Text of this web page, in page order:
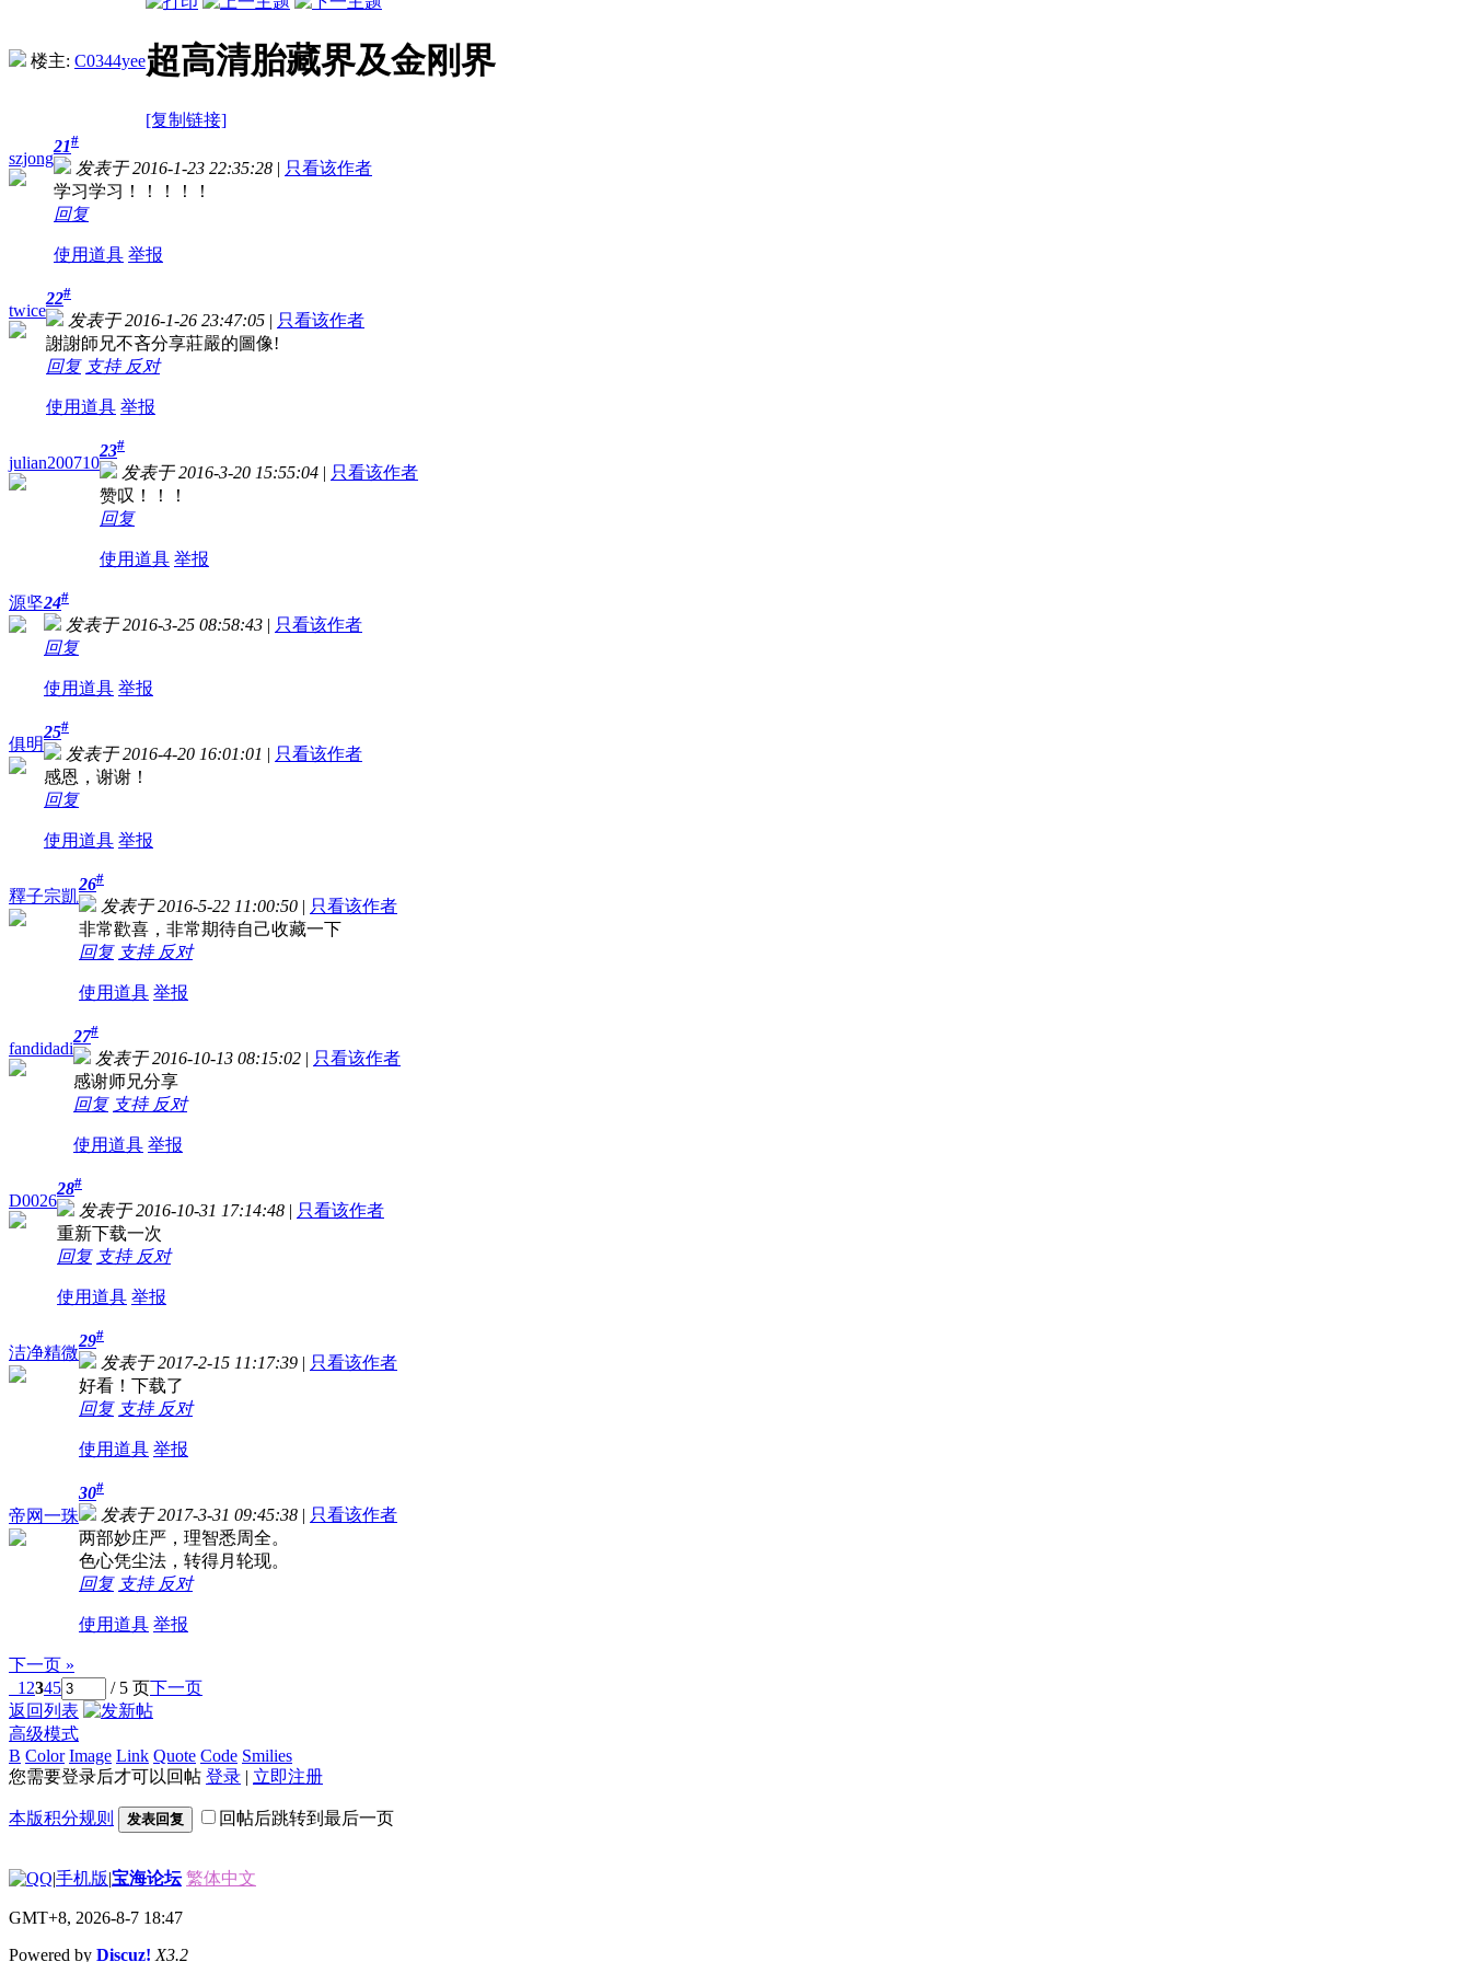
楼主: C0344yee超高清胎藏界及金刚界
[复制链接]
szjong
21#
发表于 2016-1-23 22:35:28 | 只看该作者
学习学习！！！！！
回复
使用道具 举报
twice
22#
发表于 2016-1-26 23:47:05 | 只看该作者
謝謝師兄不吝分享莊嚴的圖像!
回复 支持 反对
使用道具 举报
julian200710
23#
发表于 2016-3-20 15:55:04 | 只看该作者
赞叹！！！
回复
使用道具 举报
源坚24#
发表于 2016-3-25 08:58:43 | 只看该作者
回复
使用道具 举报
俱明
25#
发表于 2016-4-20 16:01:01 | 只看该作者
感恩，谢谢！
回复
使用道具 举报
釋子宗凱
26#
发表于 2016-5-22 11:00:50 | 只看该作者
非常歡喜，非常期待自己收藏一下
回复 支持 反对
使用道具 举报
fandidadi
27#
发表于 2016-10-13 08:15:02 | 只看该作者
感谢师兄分享
回复 支持 反对
使用道具 举报
D0026
28#
发表于 2016-10-31 17:14:48 | 只看该作者
重新下载一次
回复 支持 反对
使用道具 举报
洁净精微
29#
发表于 2017-2-15 11:17:39 | 只看该作者
好看！下载了
回复 支持 反对
使用道具 举报
帝网一珠
30#
发表于 2017-3-31 09:45:38 | 只看该作者
两部妙庄严，理智悉周全。
色心凭尘法，转得月轮现。
回复 支持 反对
使用道具 举报
下一页 »
1 2345 / 5 页下一页
返回列表
高级模式
B Color Image Link Quote Code Smilies
您需要登录后才可以回帖 登录 | 立即注册
本版积分规则 发表回复 回帖后跳转到最后一页
|手机版|宝海论坛 繁体中文
GMT+8, 2026-8-7 18:47
Powered by Discuz! X3.2